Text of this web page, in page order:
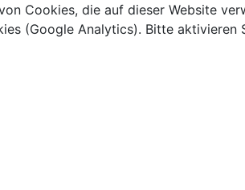
Cookies, die auf dieser Website
(Google Analytics). Bitte aktivieren